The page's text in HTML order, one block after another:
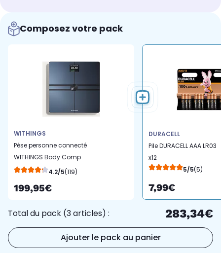
Composez votre pack
WITHINGS
Pèse personne connecté
WITHINGS Body Comp
Noir
4.2/5(119)
199,95€
DURACELL
Pile DURACELL AAA LR03
x12
5/5(5)
7,99€
Total du pack (3 articles) : 283,34€
Ajouter le pack au panier